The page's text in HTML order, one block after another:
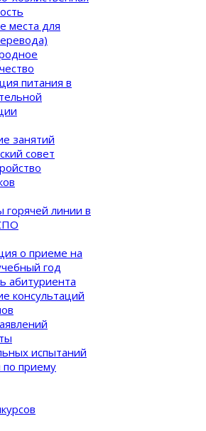
места для
питания в
занятий
совет
горячей линии в
о приеме на
год
абитуриента
консультаций
испытаний
приему